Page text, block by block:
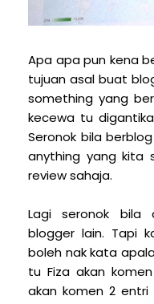
Apa apa pun kena
tujuan asal buat
something yang
kecewa tu
Seronok bila
anything yang kita
review sahaja.
Lagi seronok bila
blogger lain. Tapi
boleh nak kata
tu Fiza akan
akan komen 2